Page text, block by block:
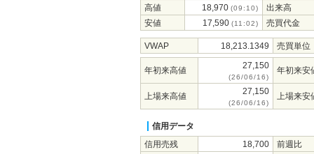
高値
18,970 (09:10)
出来高
安値
17,590 (11:02) 売買代金
VWAP 18,213.1349 売買単位
年初来高値 27,150
(26/06/16)
年初来安
上場来高値 27,150
(26/06/16)
上場来安
信用データ
信用売残
18,700
前週比